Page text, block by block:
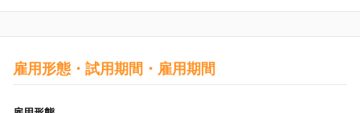
雇用形態・試用期間・雇用期間